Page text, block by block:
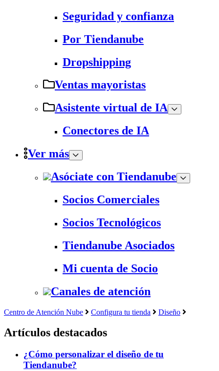
Seguridad y confianza
Por Tiendanube
Dropshipping
Ventas mayoristas
Asistente virtual de IA
Conectores de IA
Ver más
Asóciate con Tiendanube
Socios Comerciales
Socios Tecnológicos
Tiendanube Asociados
Mi cuenta de Socio
Canales de atención
Centro de Atención Nube Configura tu tienda Diseño
Artículos destacados
¿Cómo personalizar el diseño de tu
Tiendanube?